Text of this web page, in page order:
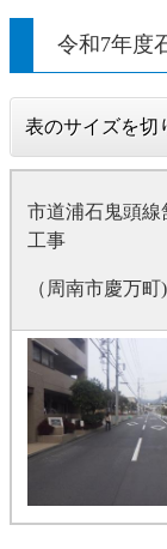
令和7年度
表のサイズを切
市道浦石鬼頭線
工事
（周南市慶万町)